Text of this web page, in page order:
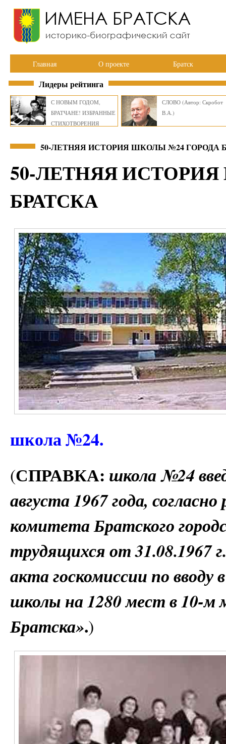
Главная О проекте Братск
Лидеры рейтинга
С НОВЫМ ГОДОМ,
БРАТЧАНЕ! ИЗБРАННЫЕ
СТИХОТВОРЕНИЯ
СЛОВО (Автор: Скробот
В.А.)
50-ЛЕТНЯЯ ИСТОРИЯ ШКОЛЫ №24 ГОРОДА
50-ЛЕТНЯЯ
БРАТСКА
школа №24.
(СПРАВКА: школа №24
августа 1967 года,
комитета Братского
трудящихся от 31.08.1967
акта госкомиссии по вводу
школы на 1280 мест в 10-м
Братска».)